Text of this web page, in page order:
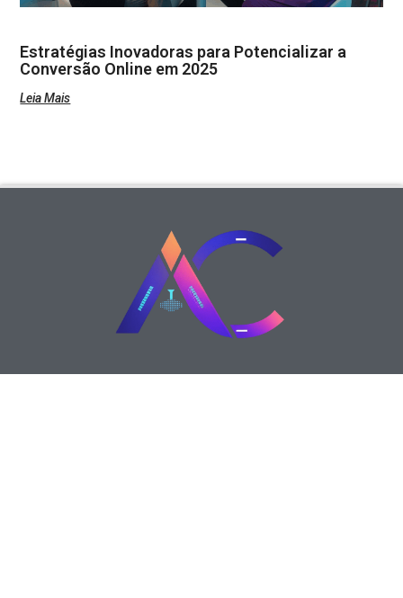
Estratégias Inovadoras para Potencializar a
Conversão Online em 2025
Leia Mais